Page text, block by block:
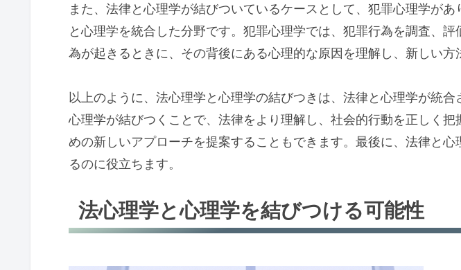
また、法律と心理学が結びついているケースとして、犯罪心理学が
と心理学を統合した分野です。犯罪心理学では、犯罪行為を調査、
為が起きるときに、その背後にある心理的な原因を理解し、新しい方
以上のように、法心理学と心理学の結びつきは、法律と心理学が統
心理学が結びつくことで、法律をより理解し、社会的行動を正しく
めの新しいアプローチを提案することもできます。最後に、法律と
るのに役立ちます。
法心理学と心理学を結びつける可能性